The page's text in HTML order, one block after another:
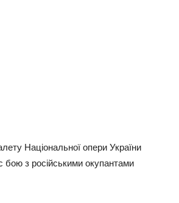
Національної опери України
бою з російськими окупантами